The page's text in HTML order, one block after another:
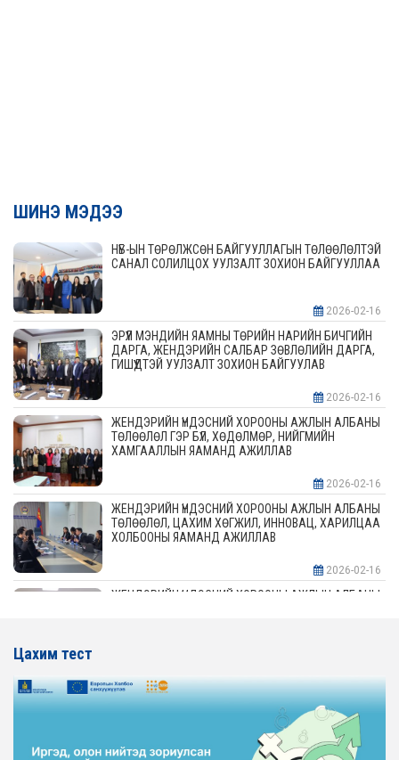
ШИНЭ МЭДЭЭ
НҮБ-ЫН ТӨРӨЛЖСӨН БАЙГУУЛЛАГЫН ТӨЛӨӨЛӨЛТЭЙ
САНАЛ СОЛИЛЦОХ УУЛЗАЛТ ЗОХИОН БАЙГУУЛЛАА
2026-02-16
ЭРҮҮЛ МЭНДИЙН ЯАМНЫ ТӨРИЙН НАРИЙН БИЧГИЙН
ДАРГА, ЖЕНДЭРИЙН САЛБАР ЗӨВЛӨЛИЙН ДАРГА,
ГИШҮҮДТЭЙ УУЛЗАЛТ ЗОХИОН БАЙГУУЛАВ
2026-02-16
ЖЕНДЭРИЙН ҮНДЭСНИЙ ХОРООНЫ АЖЛЫН АЛБАНЫ
ТӨЛӨӨЛӨЛ ГЭР БҮЛ, ХӨДӨЛМӨР, НИЙГМИЙН
ХАМГААЛЛЫН ЯАМАНД АЖИЛЛАВ
2026-02-16
ЖЕНДЭРИЙН ҮНДЭСНИЙ ХОРООНЫ АЖЛЫН АЛБАНЫ
ТӨЛӨӨЛӨЛ, ЦАХИМ ХӨГЖИЛ, ИННОВАЦ, ХАРИЛЦАА
ХОЛБООНЫ ЯАМАНД АЖИЛЛАВ
2026-02-16
ЖЕНДЭРИЙН ҮНДЭСНИЙ ХОРООНЫ АЖЛЫН АЛБАНЫ
ЖЕНДЭРИЙН ҮНДЭСНИЙ ХОРООНЫ АЖЛЫН АЛБАНЫ
ТӨЛӨӨЛӨЛ ХОТ БАЙГУУЛАЛТ, БАРИЛГА, ОРОН
СУУЦЖУУЛАЛТЫН ЯАМАНД АЖИЛЛАВ
2026-02-16
Цахим тест